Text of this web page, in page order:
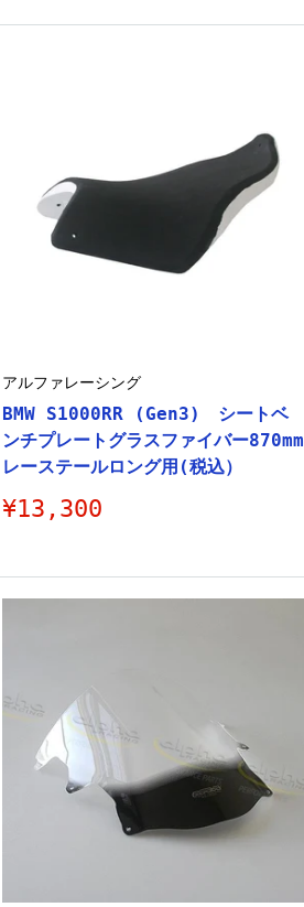
アルファレーシング
BMW S1000RR (Gen3) シートベ
ンチプレートグラスファイバー870mm
レーステールロング用(税込）
販
格
¥13,300